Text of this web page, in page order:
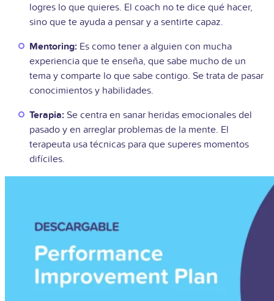
logres lo que quieres. El coach no te dice qué hacer,
sino que te ayuda a pensar y a sentirte capaz.
Mentoring: Es como tener a alguien con mucha
experiencia que te enseña, que sabe mucho de un
tema y comparte lo que sabe contigo. Se trata de pasar
conocimientos y habilidades.
Terapia: Se centra en sanar heridas emocionales del
pasado y en arreglar problemas de la mente. El
terapeuta usa técnicas para que superes momentos
difíciles.